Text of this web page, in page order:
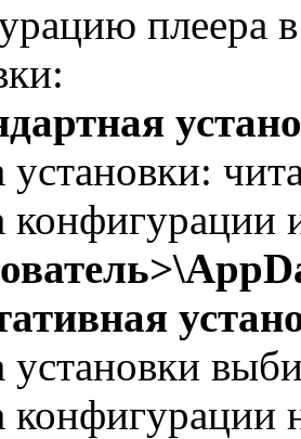
плеера
установки:
конфигурации
установки
конфигурации